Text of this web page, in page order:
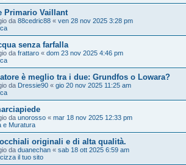
Primario Vaillant
da 88cedric88 « ven 28 nov 2025 3:28 pm
senza farfalla
da frattaro « dom 23 nov 2025 4:46 pm
è meglio tra i due: Grundfos o Lowara?
da Dressie90 « gio 20 nov 2025 11:25 am
da unorosso « mar 18 nov 2025 12:33 pm
e Muratura
originali e di alta qualità.
da duanechan « sab 18 ott 2025 6:59 am
il tuo sito